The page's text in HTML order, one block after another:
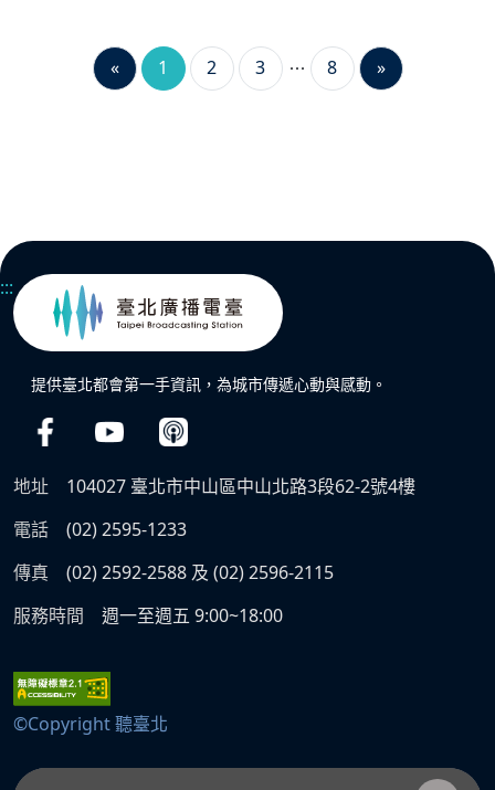
« 1 2 3 8 »
:::
提供臺北都會第一手資訊，為城市傳遞心動與感動。
地址
104027 臺北市中山區中山北路3段62-2號4樓
電話
(02) 2595-1233
傳真
(02) 2592-2588 及 (02) 2596-2115
服務時間
週一至週五 9:00~18:00
©Copyright 聽臺北